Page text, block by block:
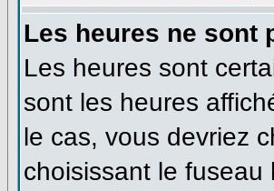
Les heures ne sont
Les heures sont
sont les heures
le cas, vous devriez
choisissant le